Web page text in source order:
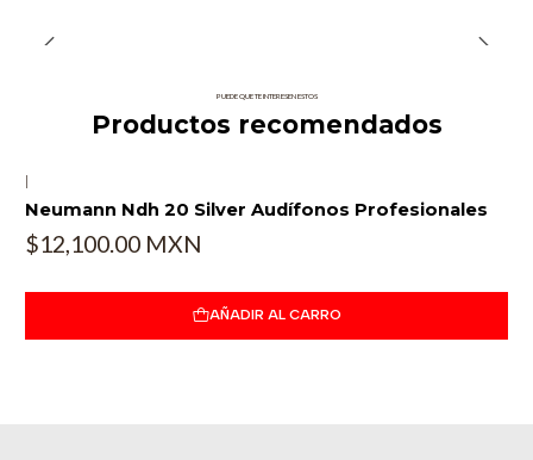
PUEDE QUE TE INTERESEN ESTOS
Productos recomendados
Neumann Ndh 20 Silver Audífonos Profesionales
$12,100.00 MXN
AÑADIR AL CARRO